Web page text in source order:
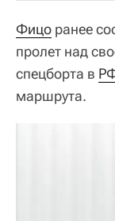
Фицо ранее
пролет над
спецборта в
маршрута.